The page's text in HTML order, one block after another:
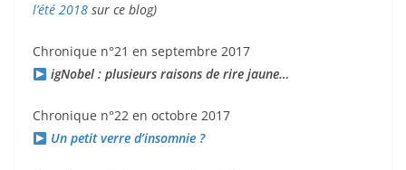
l’été 2018 sur ce blog)
Chronique n°21 en septembre 2017
igNobel : plusieurs raisons de rire jaune…
Chronique n°22 en octobre 2017
Un petit verre d’insomnie ?